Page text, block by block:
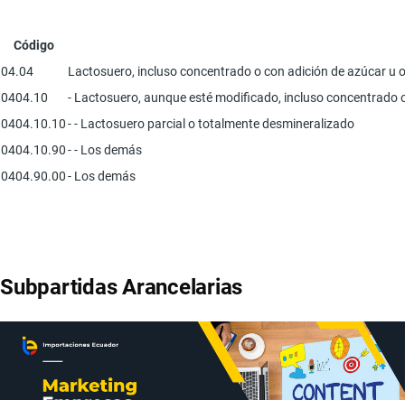
Código
04.04
Lactosuero, incluso concentrado o con adición de azúcar
0404.10
- Lactosuero, aunque esté modificado, incluso concentrado
0404.10.10- - Lactosuero parcial o totalmente desmineralizado
0404.10.90- - Los demás
0404.90.00- Los demás
Subpartidas Arancelarias